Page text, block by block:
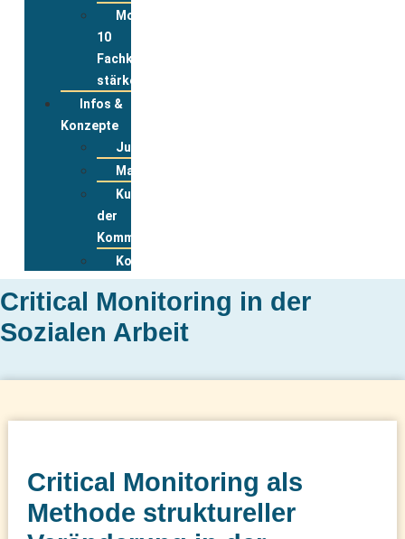
Modul
10
Fachkräfte
stärken
Infos &
Konzepte
Jugendwohnkonzepte
Materialpool
Kurzportraits
der
Kommunen
Kontakt
Critical Monitoring in der
Sozialen Arbeit
Critical Monitoring als
Methode struktureller